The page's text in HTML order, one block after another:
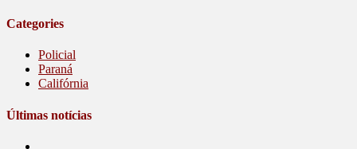
Categories
Policial
Paraná
Califórnia
Últimas notícias